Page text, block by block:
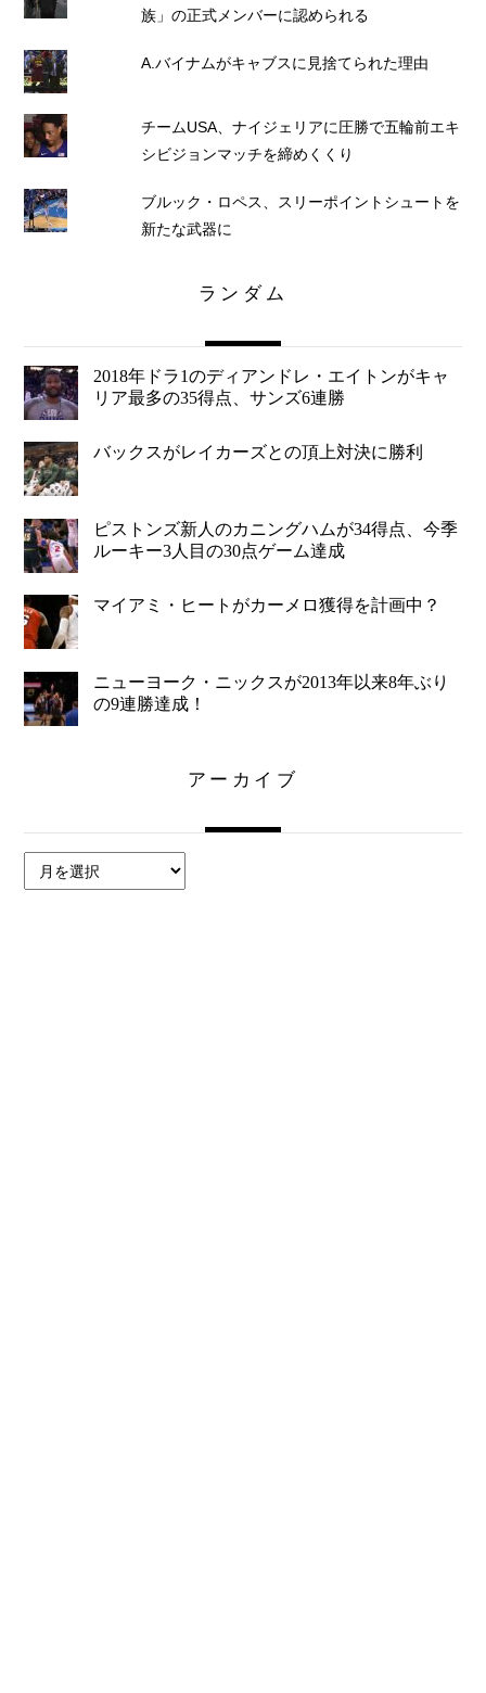
族」の正式メンバーに認められる
A.バイナムがキャブスに見捨てられた理由
チームUSA、ナイジェリアに圧勝で五輪前エキ
シビジョンマッチを締めくくり
ブルック・ロペス、スリーポイントシュートを
新たな武器に
ランダム
2018年ドラ1のディアンドレ・エイトンがキャ
リア最多の35得点、サンズ6連勝
バックスがレイカーズとの頂上対決に勝利
ピストンズ新人のカニングハムが34得点、今季
ルーキー3人目の30点ゲーム達成
マイアミ・ヒートがカーメロ獲得を計画中？
ニューヨーク・ニックスが2013年以来8年ぶり
の9連勝達成！
アーカイブ
ー